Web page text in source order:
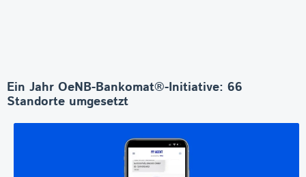
Ein Jahr OeNB-Bankomat®-Initiative: 66
Standorte umgesetzt